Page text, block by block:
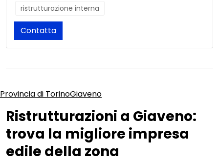
ristrutturazione interna
Contatta
Provincia di TorinoGiaveno
Ristrutturazioni a Giaveno:
trova la migliore impresa
edile della zona